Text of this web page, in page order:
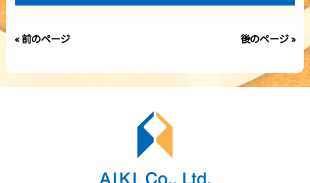
« 前のページ 後のページ »